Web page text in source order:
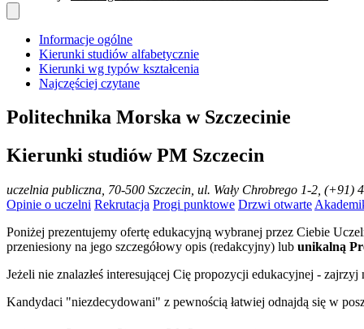
Informacje ogólne
Kierunki studiów alfabetycznie
Kierunki wg typów kształcenia
Najczęściej czytane
Politechnika Morska w Szczecinie
Kierunki studiów PM Szczecin
uczelnia publiczna , 70-500 Szczecin, ul. Wały Chrobrego 1-2,
Opinie o uczelni Rekrutacja Progi punktowe Drzwi otwarte
Poniżej prezentujemy ofertę edukacyjną wybranej przez Ciebie
przeniesiony na jego szczegółowy opis (redakcyjny) lub unikalną
Jeżeli nie znalazłeś interesującej Cię propozycji edukacyjnej - zajrzyj
Kandydaci "niezdecydowani" z pewnością łatwiej odnajdą się w